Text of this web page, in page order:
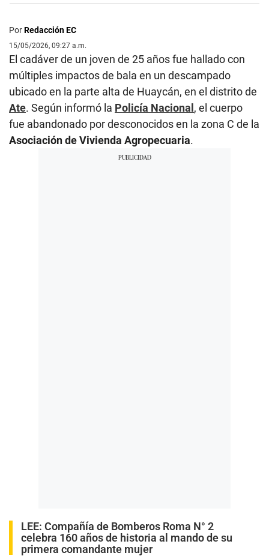
PorRedacción EC
15/05/2026, 09:27 a.m.
El cadáver de un joven de 25 años fue hallado con
múltiples impactos de bala en un descampado
ubicado en la parte alta de Huaycán, en el distrito de
Ate. Según informó la Policía Nacional, el cuerpo
fue abandonado por desconocidos en la zona C de la
Asociación de Vivienda Agropecuaria.
LEE: Compañía de Bomberos Roma N° 2
celebra 160 años de historia al mando de su
primera comandante mujer